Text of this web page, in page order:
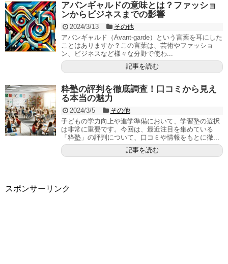
アバンギャルドの意味とは？ファッショ
ンからビジネスまでの影響
2024/3/13
その他
アバンギャルド（Avant-garde）という言葉を耳にした
ことはありますか？この言葉は、芸術やファッショ
ン、ビジネスなど様々な分野で使わ...
記事を読む
粋塾の評判を徹底調査！口コミから見え
る本当の魅力
2024/3/5
その他
子どもの学力向上や進学準備において、学習塾の選択
は非常に重要です。今回は、最近注目を集めている
「粋塾」の評判について、口コミや情報をもとに徹...
記事を読む
スポンサーリンク